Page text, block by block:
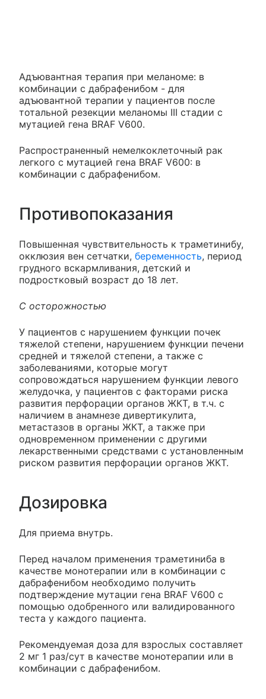
Адъювантная терапия при меланоме: в
комбинации с дабрафенибом - для
адъювантной терапии у пациентов после
тотальной резекции меланомы III стадии с
мутацией гена BRAF V600.
Распространенный немелкоклеточный рак
легкого с мутацией гена BRAF V600: в
комбинации с дабрафенибом.
Противопоказания
Повышенная чувствительность к траметинибу,
окклюзия вен сетчатки, беременность, период
грудного вскармливания, детский и
подростковый возраст до 18 лет.
С осторожностью
У пациентов с нарушением функции почек
тяжелой степени, нарушением функции печени
средней и тяжелой степени, а также с
заболеваниями, которые могут
сопровождаться нарушением функции левого
желудочка, у пациентов с факторами риска
развития перфорации органов ЖКТ, в т.ч. с
наличием в анамнезе дивертикулита,
метастазов в органы ЖКТ, а также при
одновременном применении с другими
лекарственными средствами с установленным
риском развития перфорации органов ЖКТ.
Дозировка
Для приема внутрь.
Перед началом применения траметиниба в
качестве монотерапии или в комбинации с
дабрафенибом необходимо получить
подтверждение мутации гена BRAF V600 с
помощью одобренного или валидированного
теста у каждого пациента.
Рекомендуемая доза для взрослых составляет
2 мг 1 раз/сут в качестве монотерапии или в
комбинации с дабрафенибом.